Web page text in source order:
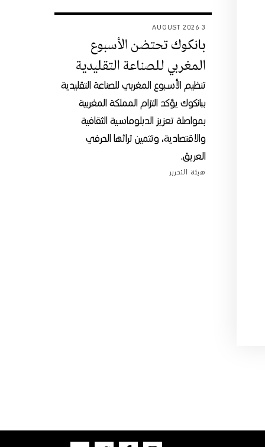
3 AUGUST 2026
بانكوك تحتضن الأسبوع
المغربي للصناعة التقليدية
تنظيم الأسبوع المغربي للصناعة التقليدية
ببانكوك يؤكد التزام المملكة المغربية
بمواصلة تعزيز الدبلوماسية الثقافية
والاقتصادية، وتثمين تراثها الحرفي
العريق.
هيئة التحرير